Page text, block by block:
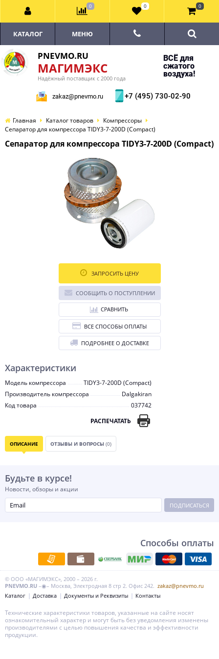
PNEVMO.RU
МАГИМЭКС
Надёжный поставщик с 2000 года
ВСЁ для
сжатого
воздуха!
zakaz@pnevmo.ru +7 (495) 730-02-90
КАТАЛОГ МЕНЮ
Главная Каталог товаров
Компрессоры
Сепаратор для компрессора TIDY3-7-200D (Compact)
Сепаратор для компрессора TIDY3-7-200D (Compact)
Характеристики
Модель компрессора
TIDY3-7-200D (Compact)
Производитель компрессора
Dalgakiran
Код товара
037742
РАСПЕЧАТАТЬ
ЗАПРОСИТЬ ЦЕНУ
СООБЩИТЬ О ПОСТУПЛЕНИИ
СРАВНИТЬ
ВСЕ СПОСОБЫ ОПЛАТЫ
ПОДРОБНЕЕ О ДОСТАВКЕ
ОПИСАНИЕ ОТЗЫВЫ И ВОПРОСЫ (0)
Будьте в курсе!
Новости, обзоры и акции
ПОДПИСАТЬСЯ
Способы оплаты
© ООО «МАГИМЭКС», 2000 – 2026 г.
PNEVMO.RU –◉– Москва, Электродная 8 стр 2. Офис 242. zakaz@pnevmo.ru
Каталог
Доставка Документы и Реквизиты Контакты
0 0 0
Технические характеристики товаров, указанные на сайте носят
ознакомительный характер и могут быть без уведомления изменены
производителями с целью повышения качества и эффективности
продукции.